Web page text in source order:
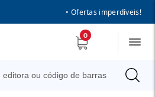
• Ofertas imperdíveis!
0